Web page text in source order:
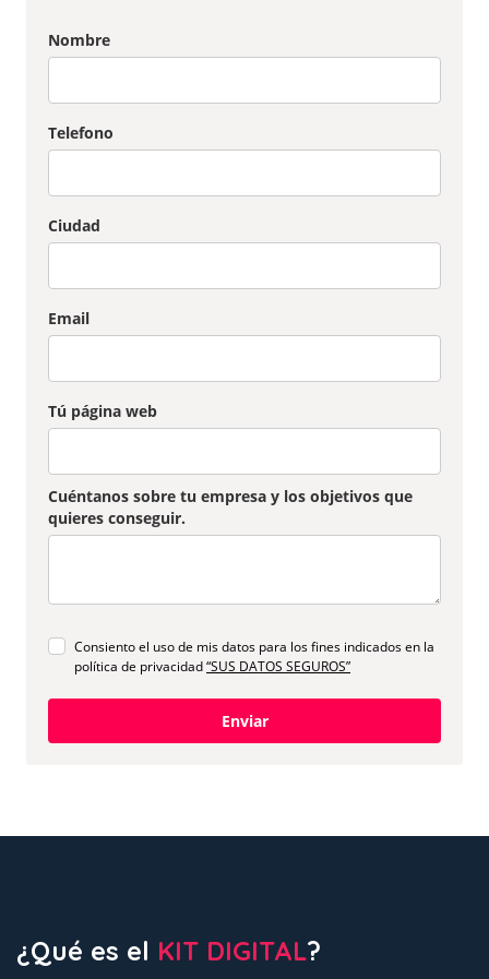
Nombre
Telefono
Ciudad
Email
Tú página web
Cuéntanos sobre tu empresa y los objetivos que
quieres conseguir.
Consiento el uso de mis datos para los fines indicados en la
política de privacidad“SUS DATOS SEGUROS”
Enviar
¿Qué es el KIT DIGITAL?